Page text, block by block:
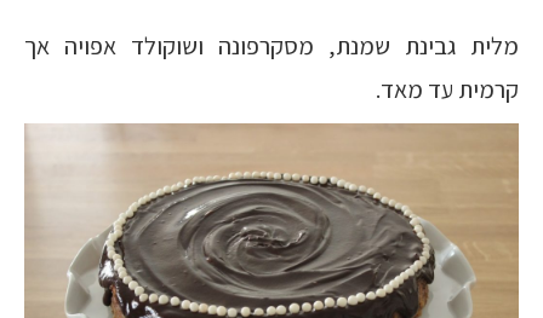
מלית גבינת שמנת, מסקרפונה ושוקולד אפויה אך
קרמית עד מאד.